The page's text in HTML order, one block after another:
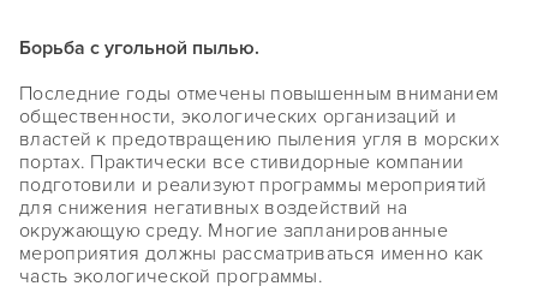
Борьба с угольной пылью.
Последние годы отмечены повышенным вниманием
общественности, экологических организаций и
властей к предотвращению пыления угля в морских
портах. Практически все стивидорные компании
подготовили и реализуют программы мероприятий
для снижения негативных воздействий на
окружающую среду. Многие запланированные
мероприятия должны рассматриваться именно как
часть экологической программы.